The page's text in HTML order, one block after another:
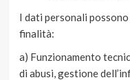
I dati personali
finalità:
a) Funzionamento
di abusi, gestione